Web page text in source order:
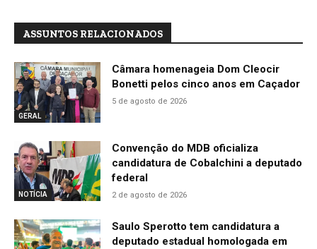
ASSUNTOS RELACIONADOS
GERAL
Câmara homenageia Dom Cleocir
Bonetti pelos cinco anos em Caçador
5 de agosto de 2026
NOTÍCIA
Convenção do MDB oficializa
candidatura de Cobalchini a deputado
federal
2 de agosto de 2026
Saulo Sperotto tem candidatura a
deputado estadual homologada em